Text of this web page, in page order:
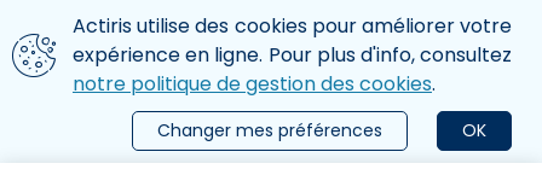
Aller au contenu principal
Nous utilisons des cookies
Actiris utilise des cookies pour améliorer votre
expérience en ligne. Pour plus d'info, consultez
notre politique de gestion des cookies.
OK
Changer mes préférences
le menu